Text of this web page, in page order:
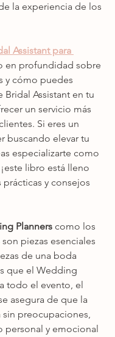
la experiencia de los
Assistant para
en profundidad sobre
y cómo puedes
Bridal Assistant en tu
un servicio más
Si eres un
buscando elevar tu
especializarte como
libro está lleno
y consejos
Planners como los
son piezas esenciales
de una boda
que el Wedding
todo el evento, el
asegura de que la
sin preocupaciones,
personal y emocional